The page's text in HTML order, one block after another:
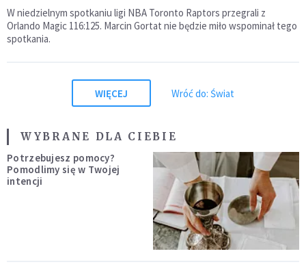
W niedzielnym spotkaniu ligi NBA Toronto Raptors przegrali z
Orlando Magic 116:125. Marcin Gortat nie będzie miło wspominał tego
spotkania.
WIĘCEJ Wróć do: Świat
WYBRANE DLA CIEBIE
Potrzebujesz pomocy?
Pomodlimy się w Twojej
intencji